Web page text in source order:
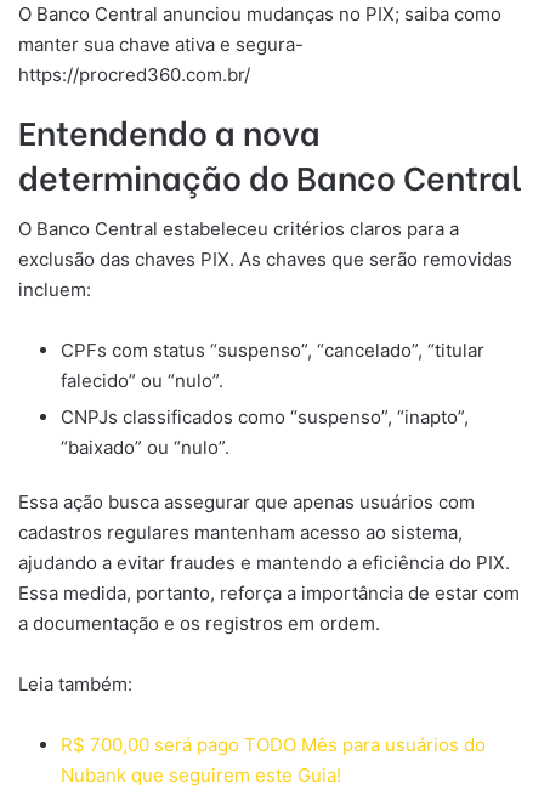
O Banco Central anunciou mudanças no PIX; saiba como
manter sua chave ativa e segura-
https://procred360.com.br/
Entendendo a nova
determinação do Banco Central
O Banco Central estabeleceu critérios claros para a
exclusão das chaves PIX. As chaves que serão removidas
incluem:
CPFs com status “suspenso”, “cancelado”, “titular
falecido” ou “nulo”.
CNPJs classificados como “suspenso”, “inapto”,
“baixado” ou “nulo”.
Essa ação busca assegurar que apenas usuários com
cadastros regulares mantenham acesso ao sistema,
ajudando a evitar fraudes e mantendo a eficiência do PIX.
Essa medida, portanto, reforça a importância de estar com
a documentação e os registros em ordem.
Leia também:
R$ 700,00 será pago TODO Mês para usuários do
Nubank que seguirem este Guia!